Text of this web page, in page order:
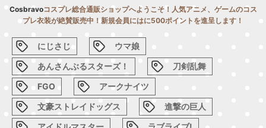
Cosbravoコスプレ総合通販ショップへようこそ！人気アニメ、ゲームのコス
プレ衣装が絶賛販売中！新規会員にはに500ポイントを進呈します！
にじさじ
ウマ娘
あんさんぶるスターズ！
刀剣乱舞
FGO
アークナイツ
文豪ストレイドッグス
進撃の巨人